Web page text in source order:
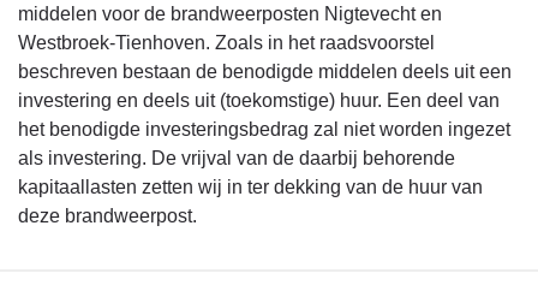
afwijking
lasten
middelen voor de brandweerposten Nigtevecht en
Westbroek-Tienhoven. Zoals in het raadsvoorstel
beschreven bestaan de benodigde middelen deels uit een
investering en deels uit (toekomstige) huur. Een deel van
het benodigde investeringsbedrag zal niet worden ingezet
als investering. De vrijval van de daarbij behorende
kapitaallasten zetten wij in ter dekking van de huur van
deze brandweerpost.